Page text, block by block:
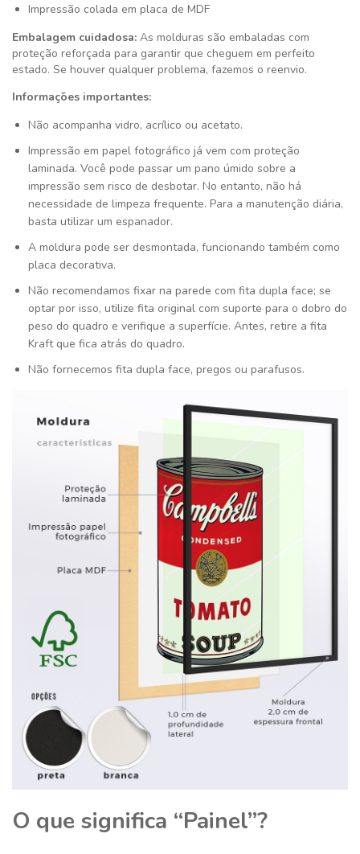
Impressão colada em placa de MDF
Embalagem cuidadosa: As molduras são embaladas com
proteção reforçada para garantir que cheguem em perfeito
estado. Se houver qualquer problema, fazemos o reenvio.
Informações importantes:
Não acompanha vidro, acrílico ou acetato.
Impressão em papel fotográfico já vem com proteção
laminada. Você pode passar um pano úmido sobre a
impressão sem risco de desbotar. No entanto, não há
necessidade de limpeza frequente. Para a manutenção diária,
basta utilizar um espanador.
A moldura pode ser desmontada, funcionando também como
placa decorativa.
Não recomendamos fixar na parede com fita dupla face; se
optar por isso, utilize fita original com suporte para o dobro do
peso do quadro e verifique a superfície. Antes, retire a fita
Kraft que fica atrás do quadro.
Não fornecemos fita dupla face, pregos ou parafusos.
O que significa “Painel”?